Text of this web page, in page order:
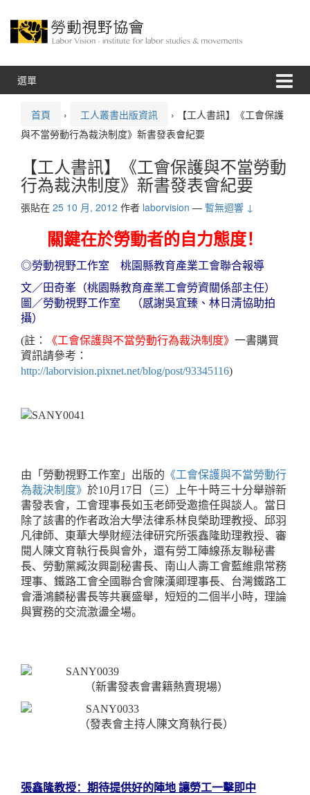
選單
首頁 › 工人叢書出版資訊 ›
【工人書訊】《工會保護
與不當勞動行為裁決制度》新書發表會紀要
【工人書訊】《工會保護與不當勞動
行為裁決制度》新書發表會紀要
張貼在 25 10 月, 2012 作者 laborvision — 暫無迴響 ↓
關鍵在於勞動者的自力態度！
◎勞動視野工作室 桃園縣教育產業工會聯合報導
文／田奇峯（桃園縣教育產業工會勞資關係部主任）
圖／勞動視野工作室 （感謝吳宜臻、林日清協助拍
攝）
(註：
《工會保護與不當勞動行為裁決制度》 一書購買
資訊請參考：
http://laborvision.pixnet.net/blog/post/93345116)
由「勞動視野工作室」出版的 《工會保護與不當勞動行
為裁決制度》 於10月 17 日（三）上午十時三十分舉辦新
書發表會，工會理事長如玉老師受邀擔任與談人。當日
除了該書的作者政治大學法律系林良榮助理教授、邱羽
凡律師、東華大學財經法律研究所張鑫隆助理教授、審
閱人陳文育執行長與會外，還有勞工陣線孫友聯秘書
長、勞動黨臧汝興副秘書長、南山人壽工會藍維鼎常務
理事、鐵路工會全國聯合會陳漢卿理事長、台灣鐵路工
會潘鴻麟秘書長等共襄盛舉，短短的二個半小時，理論
與實務的交流激盪全場。
（新書發表會書籍熱賣現場）
（發表會主持人陳文育執行長）
張鑫隆教授：期待提供好的陣地 讓勞工一擊即中